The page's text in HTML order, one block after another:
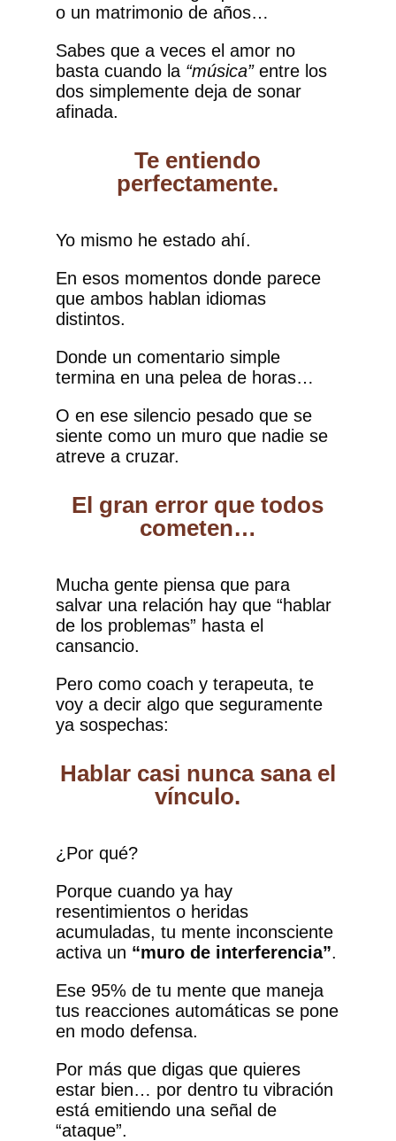
o un matrimonio de años…
Sabes que a veces el amor no
basta cuando la “música”entre los
dos simplemente deja de sonar
afinada.
Te entiendo
perfectamente.
Yo mismo he estado ahí.
En esos momentos donde parece
que ambos hablan idiomas
distintos.
Donde un comentario simple
termina en una pelea de horas…
O en ese silencio pesado que se
siente como un muro que nadie se
atreve a cruzar.
El gran error que todos
cometen…
Mucha gente piensa que para
salvar una relación hay que “hablar
de los problemas” hasta el
cansancio.
Pero como coach y terapeuta, te
voy a decir algo que seguramente
ya sospechas:
Hablar casi nunca sana el
vínculo.
¿Por qué?
Porque cuando ya hay
resentimientos o heridas
acumuladas, tu mente inconsciente
activa un “muro de interferencia”.
Ese 95% de tu mente que maneja
tus reacciones automáticas se pone
en modo defensa.
Por más que digas que quieres
estar bien… por dentro tu vibración
está emitiendo una señal de
“ataque”.